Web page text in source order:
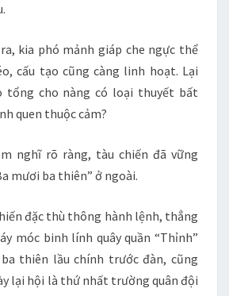
kia phó mảnh giáp che ngực thể
cấu tạo cũng càng linh hoạt. Lại
tổng cho nàng có loại thuyết bất
quen thuộc cảm?
nghĩ rõ ràng, tàu chiến đã vững
mươi ba thiên” ở ngoài.
đặc thù thông hành lệnh, thẳng
móc binh lính quây quần “Thỉnh”
thiên lầu chính trước đàn, cũng
lại hội là thứ nhất trường quân đội